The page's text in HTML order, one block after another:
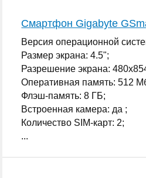
Смартфон Gigabyte
Версия операционной
Размер экрана: 4.5";
Разрешение экрана:
Оперативная память: 512
Флэш-память: 8 ГБ;
Встроенная камера: да ;
Количество SIM-карт: 2;
...